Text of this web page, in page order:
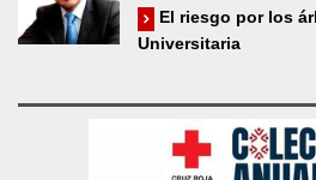
El riesgo por los
Universitaria